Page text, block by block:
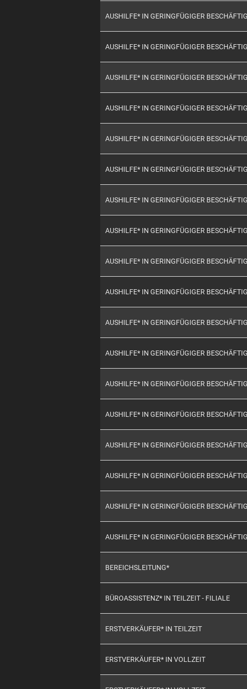
AUSHILFE* IN GERINGFÜGIGER
AUSHILFE* IN GERINGFÜGIGER
AUSHILFE* IN GERINGFÜGIGER
AUSHILFE* IN GERINGFÜGIGER
AUSHILFE* IN GERINGFÜGIGER
AUSHILFE* IN GERINGFÜGIGER
AUSHILFE* IN GERINGFÜGIGER
AUSHILFE* IN GERINGFÜGIGER
AUSHILFE* IN GERINGFÜGIGER
AUSHILFE* IN GERINGFÜGIGER
AUSHILFE* IN GERINGFÜGIGER
AUSHILFE* IN GERINGFÜGIGER
AUSHILFE* IN GERINGFÜGIGER
AUSHILFE* IN GERINGFÜGIGER
AUSHILFE* IN GERINGFÜGIGER
AUSHILFE* IN GERINGFÜGIGER
AUSHILFE* IN GERINGFÜGIGER
AUSHILFE* IN GERINGFÜGIGER
BEREICHSLEITUNG*
BÜROASSISTENZ* IN TEILZEIT - FILIALE
ERSTVERKÄUFER* IN TEILZEIT
ERSTVERKÄUFER* IN VOLLZEIT